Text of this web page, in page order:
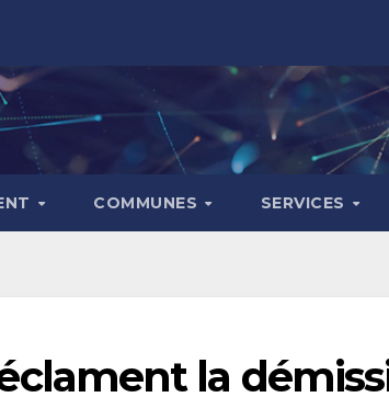
COMMUNES SERVICES
la